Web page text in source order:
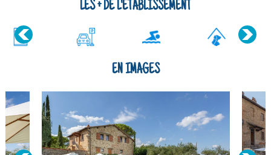
LES + DE L'ÉTABLISSEMENT
EN IMAGES